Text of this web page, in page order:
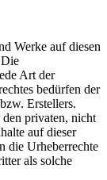
Werke auf diesen
Art der
bedürfen der
Erstellers.
privaten, nicht
auf dieser
die Urheberrechte
als solche